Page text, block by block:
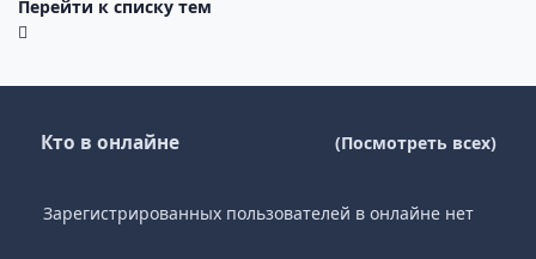
Перейти к списку тем
Кто в онлайне (Посмотреть всех)
Зарегистрированных пользователей в онлайне нет